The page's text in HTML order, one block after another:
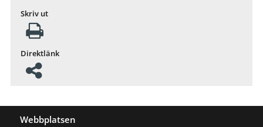
Skriv ut
Direktlänk
Webbplatsen